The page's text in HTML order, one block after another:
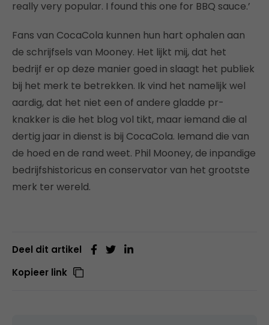
really very popular. I found this one for BBQ sauce.’
Fans van CocaCola kunnen hun hart ophalen aan
de schrijfsels van Mooney. Het lijkt mij, dat het
bedrijf er op deze manier goed in slaagt het publiek
bij het merk te betrekken. Ik vind het namelijk wel
aardig, dat het niet een of andere gladde pr-
knakker is die het blog vol tikt, maar iemand die al
dertig jaar in dienst is bij CocaCola. Iemand die van
de hoed en de rand weet. Phil Mooney, de inpandige
bedrijfshistoricus en conservator van het grootste
merk ter wereld.
Deel dit artikel
Kopieer link